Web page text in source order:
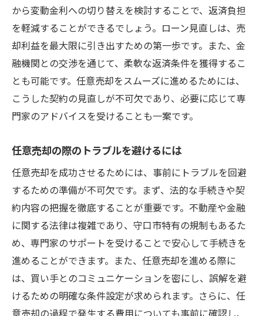
から変動金利への切り替えを検討することで、返済負担
を軽減することができるでしょう。ローン見直しは、売
却利益を最大限に引き出すための第一歩です。また、金
融機関との交渉を通じて、柔軟な返済条件を獲得するこ
とも可能です。任意売却をスムーズに進めるためには、
こうした契約の見直しが不可欠であり、必要に応じて専
門家のアドバイスを受けることも一案です。
任意売却の際のトラブルを避けるには
任意売却を成功させるためには、事前にトラブルを回避
するための準備が不可欠です。まず、法的な手続きや契
約内容の把握を徹底することが重要です。不動産や金融
に関する法律は複雑であり、守口市特有の規制もあるた
め、専門家のサポートを受けることで安心して手続きを
進めることができます。また、任意売却を進める際に
は、買い手とのコミュニケーションを密にし、誤解を避
けるための明確な条件設定が求められます。さらに、任
意売却の過程で発生する費用についても事前に確認し、